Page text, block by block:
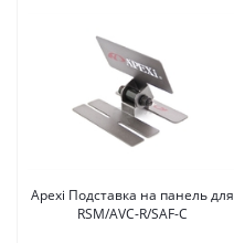
Apexi Подставка на панель для
RSM/AVC-R/SAF-C